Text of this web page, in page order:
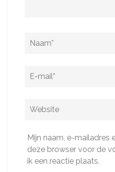
Naam
E-
Website
Mijn naam, e-mailadres
deze browser voor de
ik een reactie plaats.